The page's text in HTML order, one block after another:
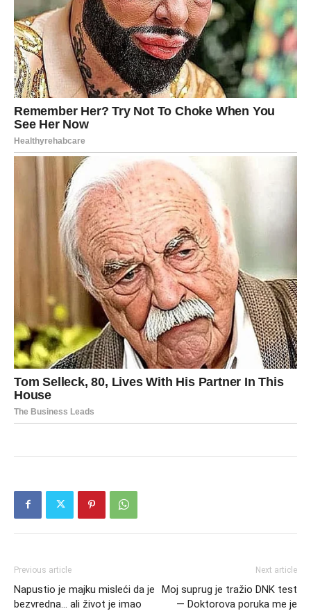
Previous article
Napustio je majku misleći da je
bezvredna… ali život je imao
Next article
Moj suprug je tražio DNK test
— Doktorova poruka me je